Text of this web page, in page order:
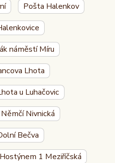
Pošta Halenkov
náměstí Míru
Lhota
u Luhačovic
Nivnická
Bečva
1 Meziříčská